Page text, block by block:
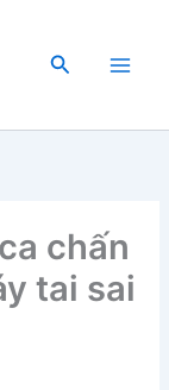
Tìm
chấn
tai sai